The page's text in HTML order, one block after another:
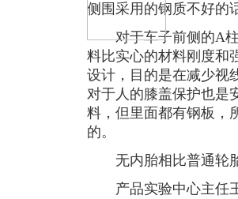
侧围采用的钢质不好的
对于车子前侧的A柱
料比实心的材料刚度和
设计，目的是在减少视
对于人的膝盖保护也是
料，但里面都有钢板，
的。
无内胎相比普通轮
产品实验中心主任王